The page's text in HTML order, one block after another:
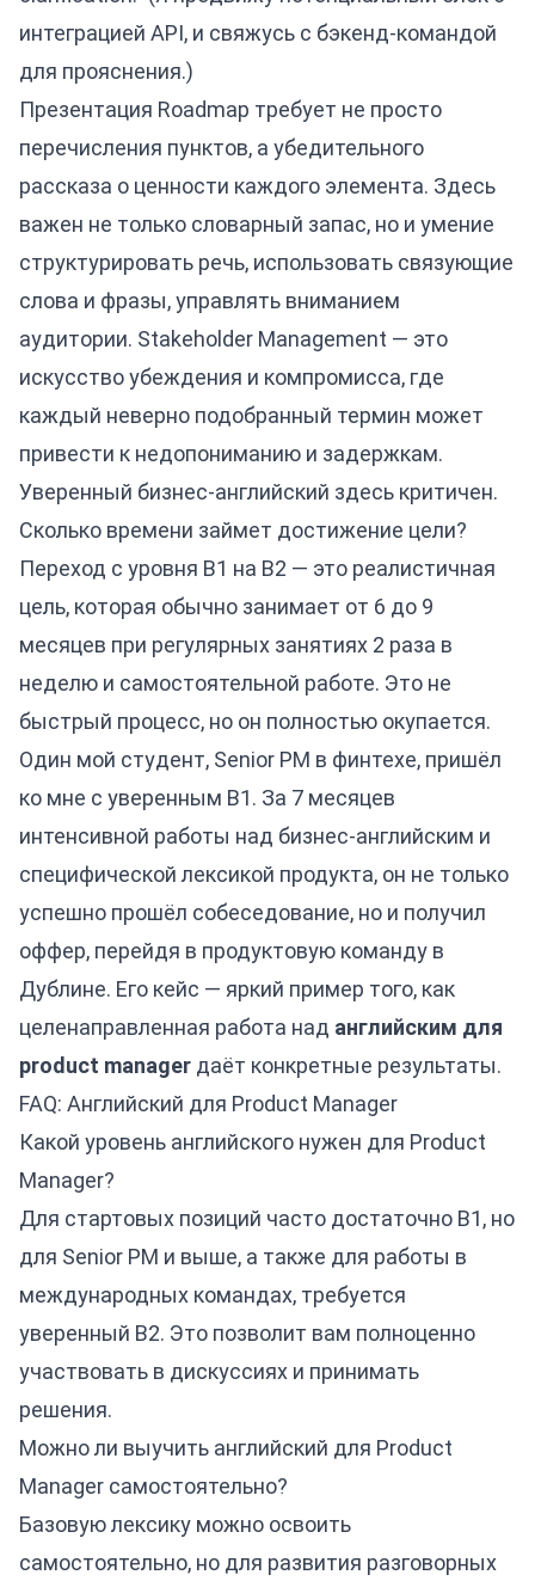
интеграцией API, и свяжусь с бэкенд-командой
для прояснения.)
Презентация Roadmap требует не просто
перечисления пунктов, а убедительного
рассказа о ценности каждого элемента. Здесь
важен не только словарный запас, но и умение
структурировать речь, использовать связующие
слова и фразы, управлять вниманием
аудитории. Stakeholder Management — это
искусство убеждения и компромисса, где
каждый неверно подобранный термин может
привести к недопониманию и задержкам.
Уверенный бизнес-английский здесь критичен.
Сколько времени займет достижение цели?
Переход с уровня B1 на B2 — это реалистичная
цель, которая обычно занимает от 6 до 9
месяцев при регулярных занятиях 2 раза в
неделю и самостоятельной работе. Это не
быстрый процесс, но он полностью окупается.
Один мой студент, Senior PM в финтехе, пришёл
ко мне с уверенным B1. За 7 месяцев
интенсивной работы над бизнес-английским и
специфической лексикой продукта, он не только
успешно прошёл собеседование, но и получил
оффер, перейдя в продуктовую команду в
Дублине. Его кейс — яркий пример того, как
целенаправленная работа над английским для
product manager даёт конкретные результаты.
FAQ: Английский для Product Manager
Какой уровень английского нужен для Product
Manager?
Для стартовых позиций часто достаточно B1, но
для Senior PM и выше, а также для работы в
международных командах, требуется
уверенный B2. Это позволит вам полноценно
участвовать в дискуссиях и принимать
решения.
Можно ли выучить английский для Product
Manager самостоятельно?
Базовую лексику можно освоить
самостоятельно, но для развития разговорных